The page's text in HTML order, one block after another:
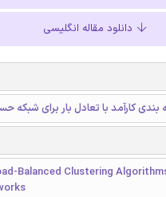
دانلود مقاله انگلیسی
بندی کارآمد با تعادل بار برای شبکه
Balanced Clustering